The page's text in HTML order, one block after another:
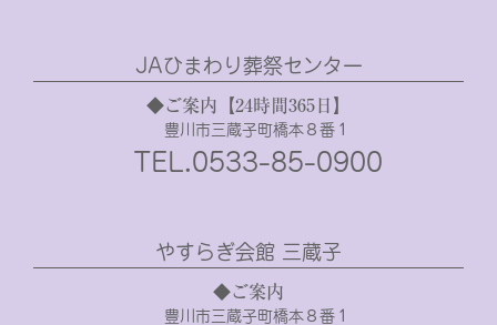
JAひまわり葬祭センター
◆ご案内【24時間365日】
豊川市三蔵子町橋本８番１
TEL.0533-85-0900
やすらぎ会館 三蔵子
◆ご案内
豊川市三蔵子町橋本８番１